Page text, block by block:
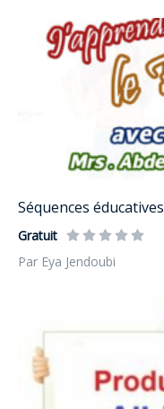
Séquences éducatives
Gratuit
Par Eya Jendoubi